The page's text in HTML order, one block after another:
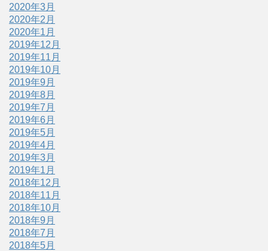
2020年3月
2020年2月
2020年1月
2019年12月
2019年11月
2019年10月
2019年9月
2019年8月
2019年7月
2019年6月
2019年5月
2019年4月
2019年3月
2019年1月
2018年12月
2018年11月
2018年10月
2018年9月
2018年7月
2018年5月